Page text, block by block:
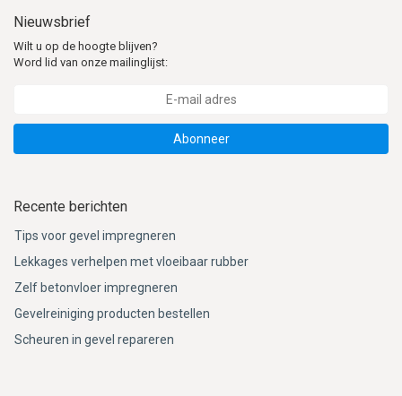
Nieuwsbrief
Wilt u op de hoogte blijven?
Word lid van onze mailinglijst:
Abonneer
Recente berichten
Tips voor gevel impregneren
Lekkages verhelpen met vloeibaar rubber
Zelf betonvloer impregneren
Gevelreiniging producten bestellen
Scheuren in gevel repareren